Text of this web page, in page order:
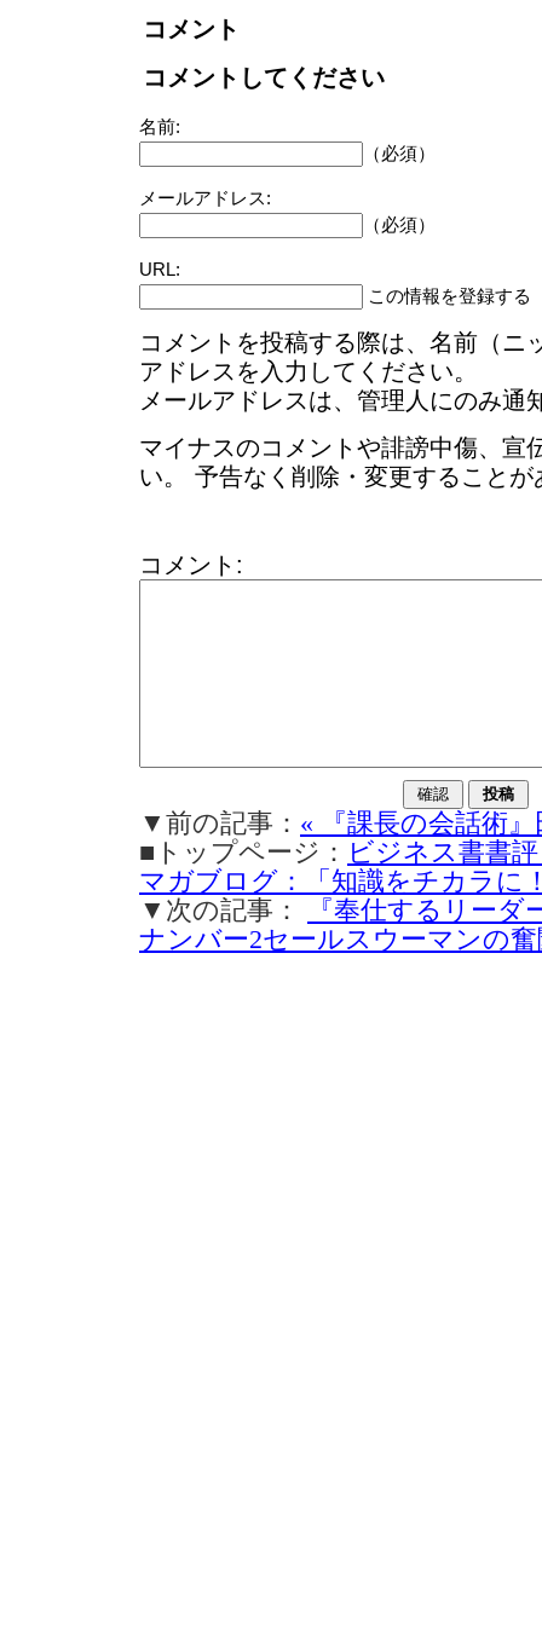
コメント
コメントしてください
名前:
（必須）
メールアドレス:
（必須）
URL:
この情報を登録する
コメントを投稿する際は、名前（ニ
アドレスを入力してください。
メールアドレスは、管理人にのみ通
マイナスのコメントや誹謗中傷、宣
い。 予告なく削除・変更することが
コメント:
▼前の記事： « 『課長の会話術
■トップページ： ビジネス書書
マガブログ：「知識をチカラに
▼次の記事：
『奉仕するリー
ナンバー2セールスウーマンの